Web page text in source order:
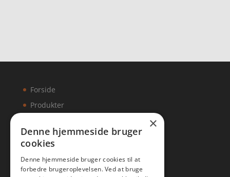
Forside
Produkter
Artikler
×
Denne hjemmeside bruger
cookies
Denne hjemmeside bruger cookies til at
forbedre brugeroplevelsen. Ved at bruge